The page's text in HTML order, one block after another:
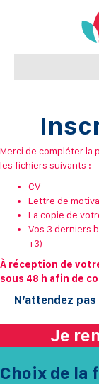
Merci de compléter la
les fichiers suivants :
CV
Lettre de
La copie de
Vos 3 derniers
+3)
À réception de
sous 48 h afin de
N’attendez
Je
Choix de la